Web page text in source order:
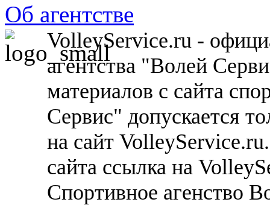
Об агентстве
VolleyService.ru -
агентства "Волей
материалов с сайта
Сервис" допускается
на сайт
сайта ссылка на
Спортивное агенство